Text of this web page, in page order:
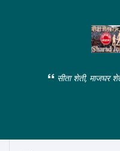
सीता शेती, माजघर